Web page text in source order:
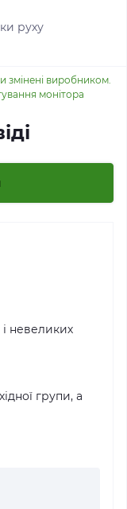
руху
змінені виробником.
монітора
невеликих
групи, а